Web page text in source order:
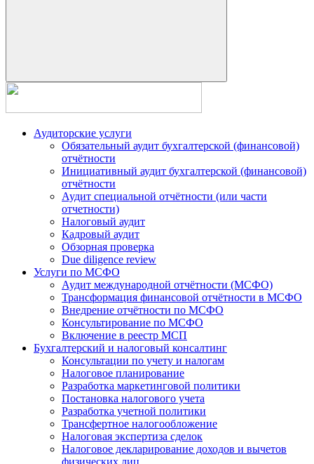
Аудиторские услуги
Обязательный аудит бухгалтерской (финансовой)
отчётности
Инициативный аудит бухгалтерской (финансовой)
отчётности
Аудит специальной отчётности (или части
отчетности)
Налоговый аудит
Кадровый аудит
Обзорная проверка
Due diligence review
Услуги по МСФО
Аудит международной отчётности (МСФО)
Трансформация финансовой отчётности в МСФО
Внедрение отчётности по МСФО
Консультирование по МСФО
Включение в реестр МСП
Бухгалтерский и налоговый консалтинг
Консультации по учету и налогам
Налоговое планирование
Разработка маркетинговой политики
Постановка налогового учета
Разработка учетной политики
Трансфертное налогообложение
Налоговая экспертиза сделок
Налоговое декларирование доходов и вычетов
физических лиц